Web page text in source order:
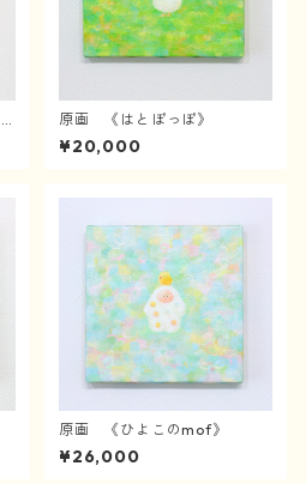
原画 《はとぽっぽ》
¥20,000
原画 《ひよこのmof》
¥26,000